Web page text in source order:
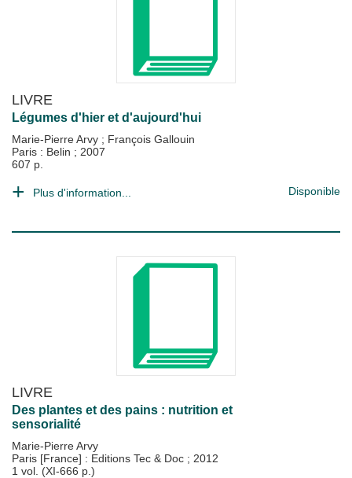
LIVRE
Légumes d'hier et d'aujourd'hui
Marie-Pierre Arvy ; François Gallouin
Paris : Belin ; 2007
607 p.
Plus d'information... Disponible
LIVRE
Des plantes et des pains : nutrition et
sensorialité
Marie-Pierre Arvy
Paris [France] : Editions Tec & Doc ; 2012
1 vol. (XI-666 p.)